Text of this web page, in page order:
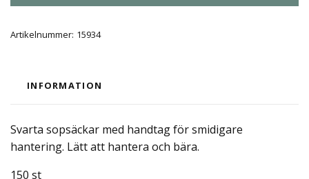
Artikelnummer: 15934
INFORMATION
Svarta sopsäckar med handtag för smidigare
hantering. Lätt att hantera och bära.
150 st